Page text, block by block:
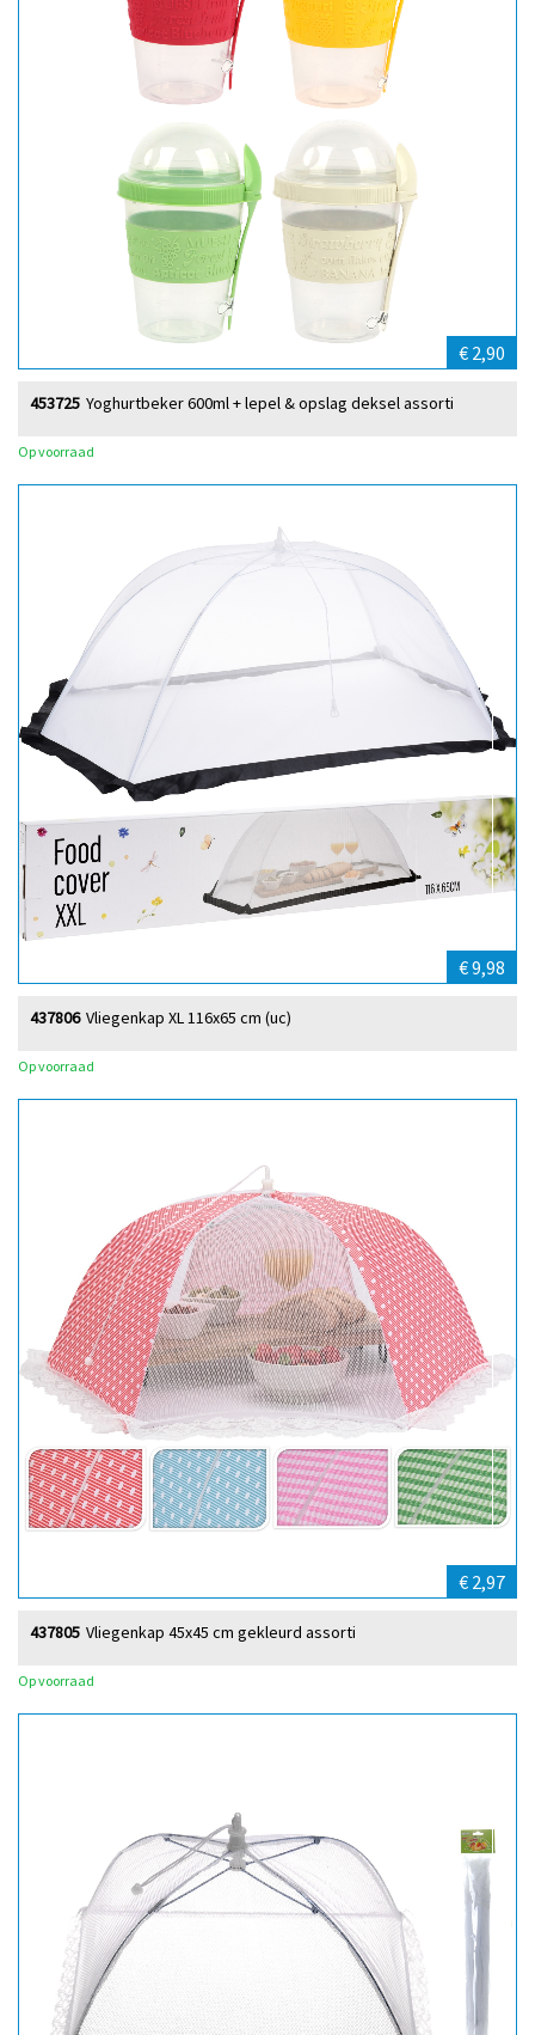
€ 2,90
Yoghurtbeker 600ml + lepel & opslag deksel assorti
453725
Op voorraad
€ 9,98
Vliegenkap XL 116x65 cm (uc)
437806
Op voorraad
€ 2,97
Vliegenkap 45x45 cm gekleurd assorti
437805
Op voorraad